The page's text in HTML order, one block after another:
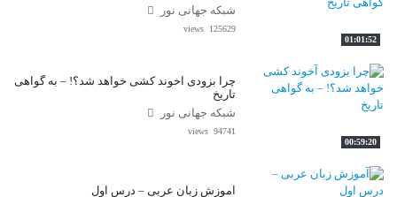
01:01:52
شبکه جهانی نور
125629 views
00:59:20
چرا بزودی آخوند کشی خواهد شد؟! – به گواهی
تاریخ
شبکه جهانی نور
94741 views
آموزش زبان عربی – درس اول